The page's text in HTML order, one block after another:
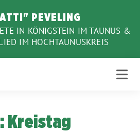
PEVELING
IN KÖNIGSTEIN IM TAUNUS &
IM HOCHTAUNUSKREIS
Kreistag